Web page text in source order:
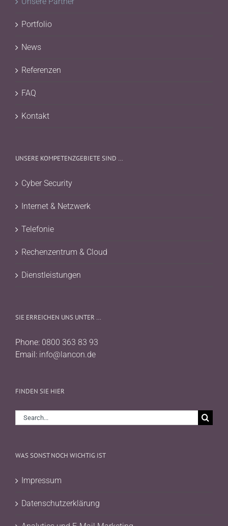
Portfolio
News
Referenzen
FAQ
Kontakt
UNSERE KOMPETENZGEBIETE SIND …
Cyber Security
Internet & Netzwerk
Telefonie
Rechenzentrum & Cloud
Dienstleistungen
SIE ERREICHEN UNS UNTER …
Phone: 0800 363 83 93
Email: info@lancon.de
FINDEN SIE HIER
Search
for:
WAS SONST NOCH WICHTIG IST
Impressum
Datenschutzerklärung